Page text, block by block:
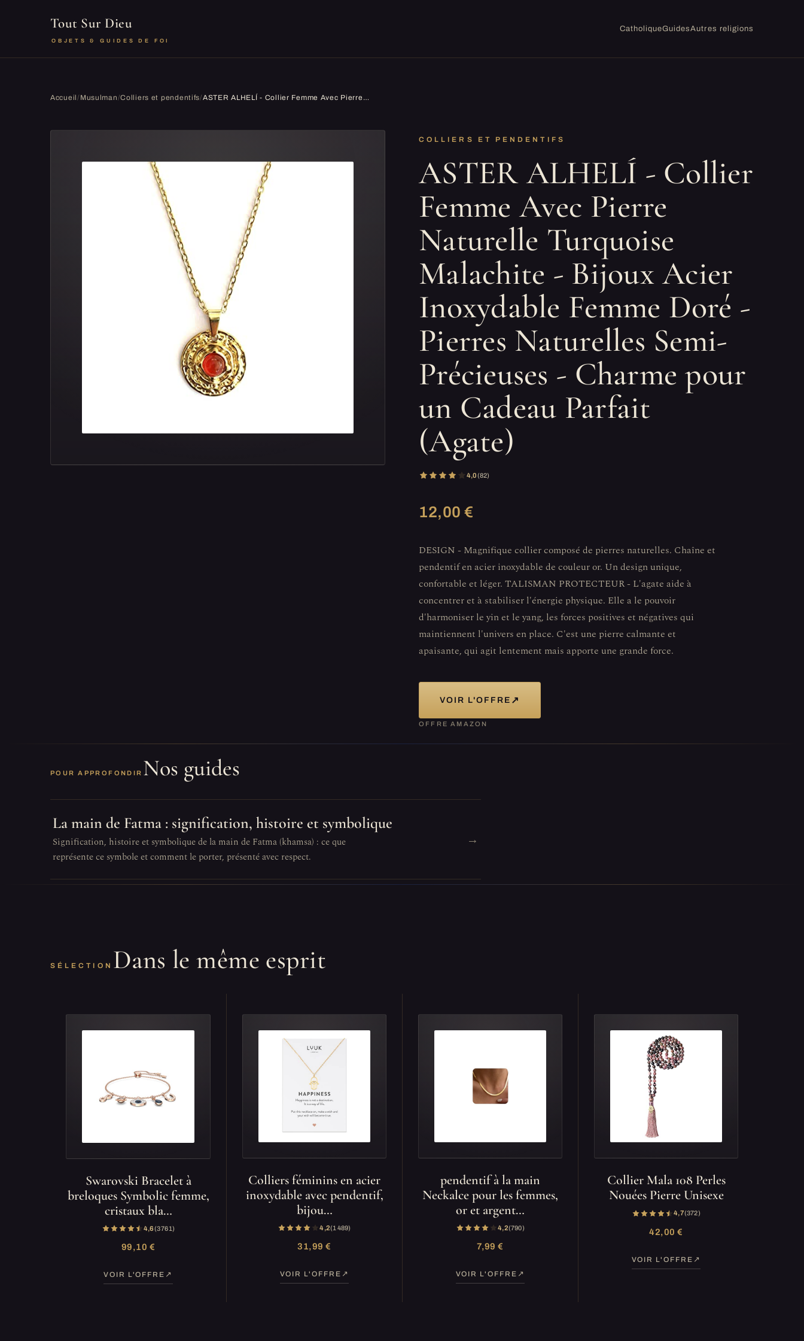
Tout Sur Dieu
OBJETS & GUIDES DE FOI
CatholiqueGuidesAutres religions
Accueil/ Musulman/Colliers et pendentifs/ ASTER ALHELÍ - Collier Femme Avec Pierre Naturelle Turquoise Malachite - Bijoux Acier Inoxydable Femme Doré - Pierres Naturelles Semi-Précieuses - Charme pour un Cadeau Parfait (Agate)
COLLIERS ET PENDENTIFS
ASTER ALHELÍ - Collier
Femme Avec Pierre
Naturelle Turquoise
Malachite - Bijoux Acier
Inoxydable Femme Doré -
Pierres Naturelles Semi-
Précieuses - Charme pour
un Cadeau Parfait
(Agate)
4,0(82)
12,00 €
DESIGN - Magnifique collier composé de pierres naturelles. Chaîne et
pendentif en acier inoxydable de couleur or. Un design unique,
confortable et léger. TALISMAN PROTECTEUR - L'agate aide à
concentrer et à stabiliser l'énergie physique. Elle a le pouvoir
d'harmoniser le yin et le yang, les forces positives et négatives qui
maintiennent l'univers en place. C'est une pierre calmante et
apaisante, qui agit lentement mais apporte une grande force.
VOIR L'OFFRE ↗
OFFRE AMAZON
POUR APPROFONDIR Nos guides
La main de Fatma : signification, histoire et symbolique
Signification, histoire et symbolique de la main de Fatma (khamsa) : ce que
représente ce symbole et comment le porter, présenté avec respect.
→
SÉLECTION Dans le même esprit
Swarovski Bracelet à
breloques Symbolic femme,
cristaux bla…
4,6(3 761)
99,10 €
VOIR L'OFFRE
Colliers féminins en acier
inoxydable avec pendentif,
bijou…
4,2(1 489)
31,99 €
VOIR L'OFFRE
pendentif à la main
Neckalce pour les femmes,
or et argent…
4,2(790)
7,99 €
VOIR L'OFFRE
Collier Mala 108 Perles
Nouées Pierre Unisexe
4,7(372)
42,00 €
VOIR L'OFFRE